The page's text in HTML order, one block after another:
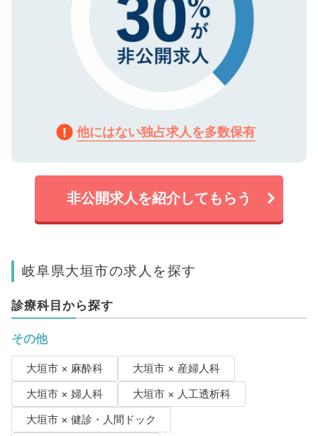
他にはない独占求人を多数保有
非公開求人を紹介してもらう
岐阜県大垣市の求人を探す
診療科目から探す
その他
大垣市 × 麻酔科
大垣市 × 産婦人科
大垣市 × 婦人科
大垣市 × 人工透析科
大垣市 × 健診・人間ドック